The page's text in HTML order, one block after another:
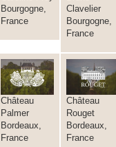
Bourgogne,
France
Clavelier
Bourgogne,
France
Château
Palmer
Bordeaux,
France
Château
Rouget
Bordeaux,
France